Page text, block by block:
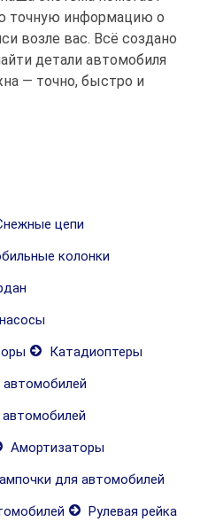
точную информацию о
возле вас. Всё создано
детали автомобиля
— точно, быстро и
цепи
колонки
Катадиоптеры
Амортизаторы
для автомобилей
Рулевая рейка